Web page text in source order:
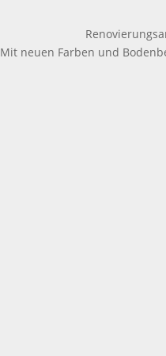
Mit neuen Farben und